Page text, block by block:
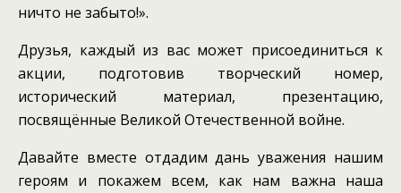
ничто не забыто!».
Друзья, каждый из вас может присоединиться к
акции, подготовив творческий номер,
исторический материал, презентацию,
посвящённые Великой Отечественной войне.
Давайте вместе отдадим дань уважения нашим
героям и покажем всем, как нам важна наша